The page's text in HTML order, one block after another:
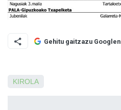
Gehitu gaitzazu Googlen
KIROLA